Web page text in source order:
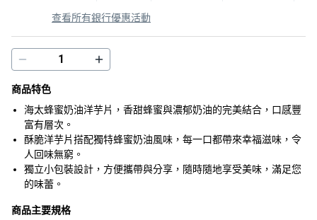
查看所有銀行優惠活動
商品特色
海太蜂蜜奶油洋芋片，香甜蜂蜜與濃郁奶油的完美結合，口感豐
富有層次。
酥脆洋芋片搭配獨特蜂蜜奶油風味，每一口都帶來幸福滋味，令
人回味無窮。
獨立小包裝設計，方便攜帶與分享，隨時隨地享受美味，滿足您
的味蕾。
商品主要規格